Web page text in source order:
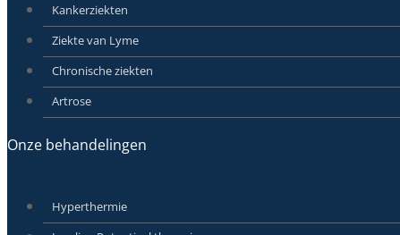
Kankerziekten
Ziekte van Lyme
Chronische ziekten
Artrose
Onze behandelingen
Hyperthermie